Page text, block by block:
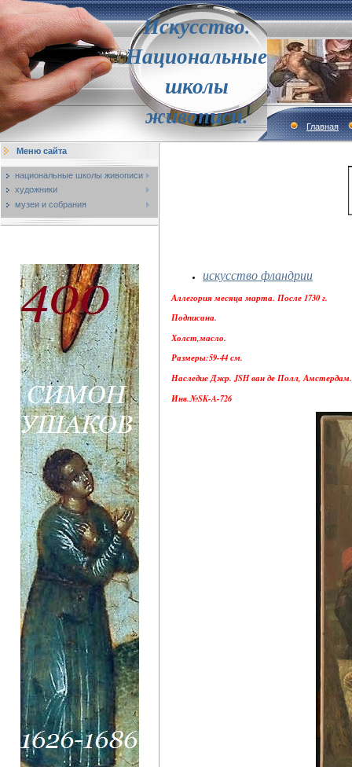
Искусство.
Национальные
школы
живописи.
Главная
Меню сайта
национальные школы живописи
художники
музеи и собрания
искусство фландрии
Аллегория месяца марта. После 1730 г.
Подписана.
Холст,масло.
Размеры:59-44 см.
Наследие Джр. JSH ван де Полл, Амстердам.
Инв.№SK-A-726